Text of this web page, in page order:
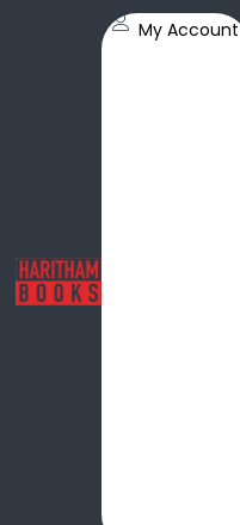
My Account